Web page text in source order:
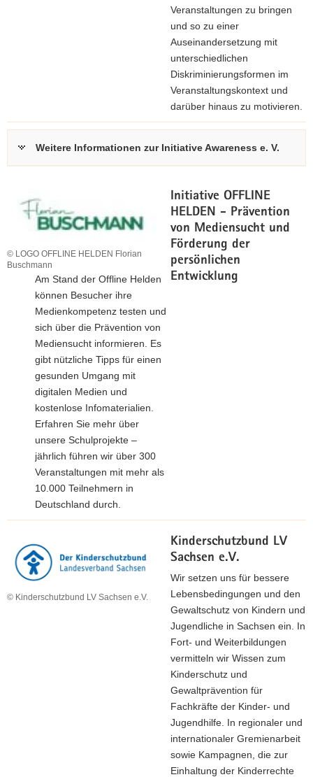
Veranstaltungen zu bringen
und so zu einer
Auseinandersetzung mit
unterschiedlichen
Diskriminierungsformen im
Veranstaltungskontext und
darüber hinaus zu motivieren.
Weitere Informationen zur Initiative Awareness e. V.
Initiative OFFLINE
HELDEN - Prävention
von Mediensucht und
Förderung der
persönlichen
Entwicklung
© LOGO OFFLINE HELDEN Florian
Buschmann
Am Stand der Offline Helden
können Besucher ihre
Medienkompetenz testen und
sich über die Prävention von
Mediensucht informieren. Es
gibt nützliche Tipps für einen
gesunden Umgang mit
digitalen Medien und
kostenlose Infomaterialien.
Erfahren Sie mehr über
unsere Schulprojekte –
jährlich führen wir über 300
Veranstaltungen mit mehr als
10.000 Teilnehmern in
Deutschland durch.
Kinderschutzbund LV
Sachsen e.V.
© Kinderschutzbund LV Sachsen e.V.
Wir setzen uns für bessere
Lebensbedingungen und den
Gewaltschutz von Kindern und
Jugendliche in Sachsen ein. In
Fort- und Weiterbildungen
vermitteln wir Wissen zum
Kinderschutz und
Gewaltprävention für
Fachkräfte der Kinder- und
Jugendhilfe. In regionaler und
internationaler Gremienarbeit
sowie Kampagnen, die zur
Einhaltung der Kinderrechte